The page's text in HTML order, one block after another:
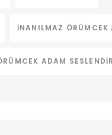
İNANILMAZ ÖRÜMCEK
ADAM